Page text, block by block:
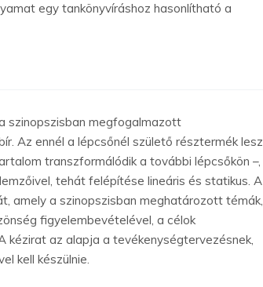
egy tankönyvíráshoz hasonlítható a
szinopszisban megfogalmazott
Az ennél a lépcsőnél születő résztermék lesz
transzformálódik a további lépcsőkön –,
tehát felépítése lineáris és statikus. A
amely a szinopszisban meghatározott témák,
figyelembevételével, a célok
az alapja a tevékenységtervezésnek,
kell készülnie.